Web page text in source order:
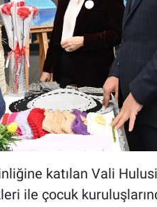
katılan Vali
ile çocuk